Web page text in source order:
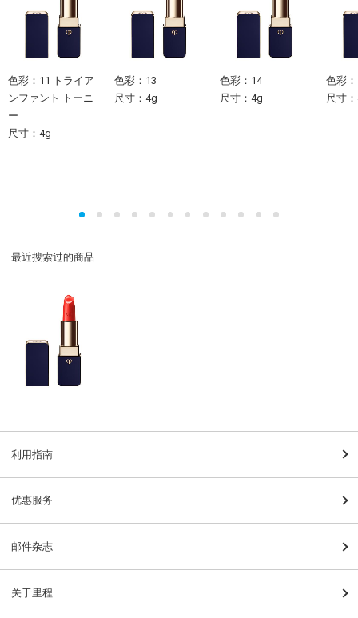
色彩：11 トライア
ンファント トーニ
ー
尺寸：4g
色彩：13
尺寸：4g
色彩：14
尺寸：4g
色彩
尺寸
最近搜索过的商品
利用指南
优惠服务
邮件杂志
关于里程